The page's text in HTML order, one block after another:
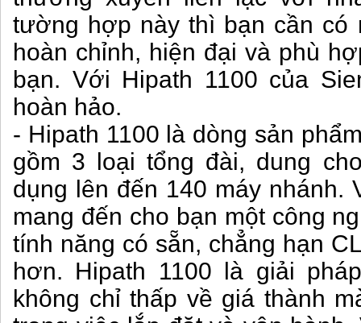
tường hợp này thì bạn cần có
hoàn chỉnh, hiện đại và phù
bạn. Với Hipath 1100 của
hoàn hảo.
- Hipath 1100 là dòng sản
gồm 3 loại tổng đài, dung
dụng lên đến 140 máy nhánh.
mang đến cho bạn một công
tính năng có sẵn, chẳng hạn
hơn. Hipath 1100 là giải
không chỉ thấp về giá thành